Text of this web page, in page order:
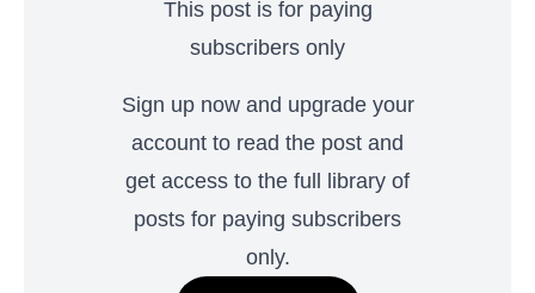
This post is for paying
subscribers only
Sign up now and upgrade your
account to read the post and
get access to the full library of
posts for paying subscribers
only.